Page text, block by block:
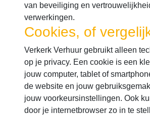
van beveiliging en
verwerkingen.
Cookies, of
Verkerk Verhuur gebruikt alleen
op je privacy. Een cookie is een
jouw computer, tablet of
de website en jouw
jouw voorkeursinstellingen. Ook
door je internetbrowser zo in te